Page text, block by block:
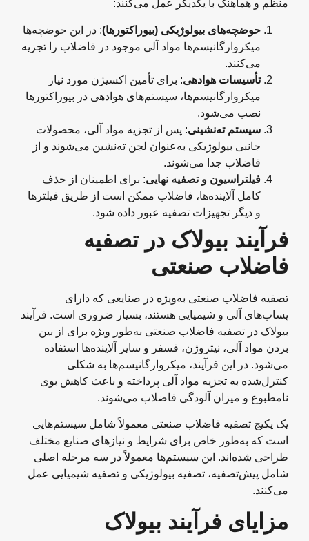
منظم و هماهنگ با یکدیگر عمل می‌کنند:
حوضچه‌های بیولوژیکی (بیوراکتورها): در این حوضچه‌ها
میکروارگانیسم‌ها مواد آلی موجود در فاضلاب را تجزیه
می‌کنند.
تأسیسات هوادهی : برای تأمین اکسیژن مورد نیاز
میکروارگانیسم‌ها، سیستم‌های هوادهی در بیوراکتورها
نصب می‌شود.
سیستم ته‌نشینی : پس از تجزیه مواد آلی، محصولات
جانبی بیولوژیکی به‌عنوان لجن ته‌نشین می‌شوند و از
فاضلاب جدا می‌شوند.
فیلتراسیون و تصفیه نهایی : برای اطمینان از حذف
کامل آلاینده‌ها، فاضلاب ممکن است از طریق فیلترها
و دیگر تجهیزات تصفیه عبور داده شود.
فرآیند بیولاک در تصفیه
فاضلاب صنعتی
تصفیه فاضلاب صنعتی به‌ویژه در صنایعی که دارای
پساب‌های آلی و شیمیایی هستند، بسیار ضروری است. فرآیند
بیولاک در تصفیه فاضلاب صنعتی به‌طور ویژه برای از بین
بردن مواد آلی، نیتروژن، فسفر و سایر آلاینده‌ها استفاده
می‌شود. در این فرآیند، میکروارگانیسم‌ها به شکلی
کنترل‌شده به تجزیه مواد آلی پرداخته و باعث کاهش بوی
نامطبوع و میزان آلودگی فاضلاب می‌شوند.
یک پکیج تصفیه فاضلاب صنعتی معمولاً شامل سیستم‌هایی
است که به‌طور خاص برای شرایط و نیازهای صنایع مختلف
طراحی شده‌اند. این سیستم‌ها معمولاً در سه مرحله اصلی
شامل پیش‌تصفیه، تصفیه بیولوژیکی و تصفیه شیمیایی عمل
می‌کنند.
مزایای فرآیند بیولاک